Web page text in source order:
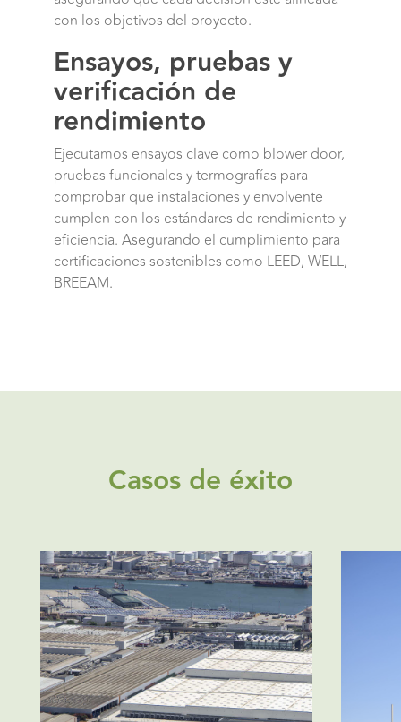
con los objetivos del proyecto.
Ensayos, pruebas y
verificación de
rendimiento
Ejecutamos ensayos clave como blower door,
pruebas funcionales y termografías para
comprobar que instalaciones y envolvente
cumplen con los estándares de rendimiento y
eficiencia. Asegurando el cumplimiento para
certificaciones sostenibles como LEED, WELL,
BREEAM.
Casos de éxito